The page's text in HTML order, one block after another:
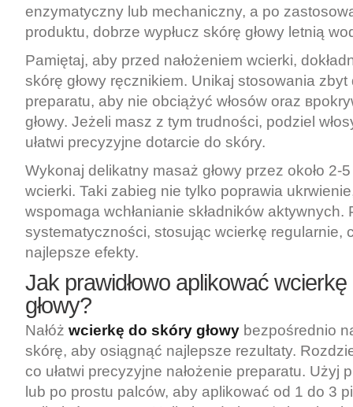
enzymatyczny lub mechaniczny, a po
produktu, dobrze wypłucz skórę głowy letnią
Pamiętaj, aby przed nałożeniem wcierki,
skórę głowy ręcznikiem. Unikaj stosowania zbyt
preparatu, aby nie obciążyć włosów oraz
głowy. Jeżeli masz z tym trudności, podziel
ułatwi precyzyjne dotarcie do skóry.
Wykonaj delikatny masaż głowy przez około 2-
wcierki. Taki zabieg nie tylko poprawia
wspomaga wchłanianie składników aktywnych.
systematyczności, stosując wcierkę regularnie,
najlepsze efekty.
Jak prawidłowo aplikować
głowy?
Nałóż wcierkę do skóry głowy bezpośrednio
skórę, aby osiągnąć najlepsze rezultaty.
co ułatwi precyzyjne nałożenie preparatu. Użyj
lub po prostu palców, aby aplikować od 1 do 3